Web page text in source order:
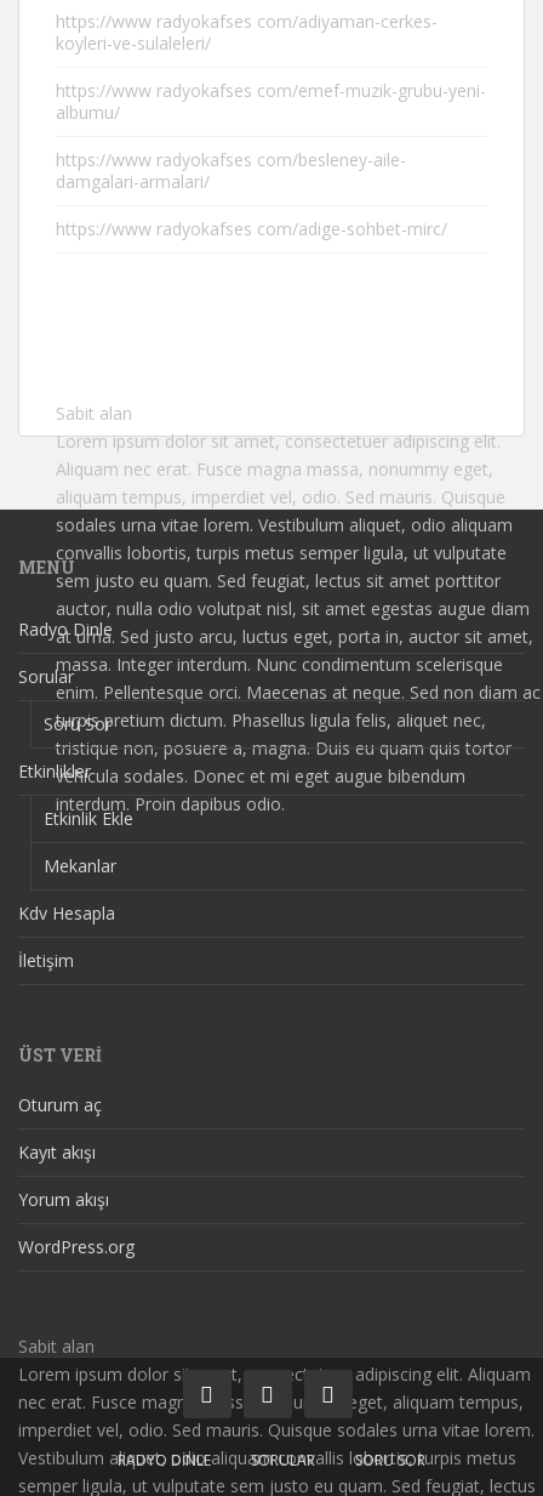
https://www radyokafses com/adiyaman-cerkes-
koyleri-ve-sulaleleri/
https://www radyokafses com/emef-muzik-grubu-yeni-
albumu/
https://www radyokafses com/besleney-aile-
damgalari-armalari/
https://www radyokafses com/adige-sohbet-mirc/
Sabit alan
Lorem ipsum dolor sit amet, consectetuer adipiscing elit.
Aliquam nec erat. Fusce magna massa, nonummy eget,
aliquam tempus, imperdiet vel, odio. Sed mauris. Quisque
sodales urna vitae lorem. Vestibulum aliquet, odio aliquam
convallis lobortis, turpis metus semper ligula, ut vulputate
sem justo eu quam. Sed feugiat, lectus sit amet porttitor
auctor, nulla odio volutpat nisl, sit amet egestas augue diam
at urna. Sed justo arcu, luctus eget, porta in, auctor sit amet,
massa. Integer interdum. Nunc condimentum scelerisque
enim. Pellentesque orci. Maecenas at neque. Sed non diam ac
turpis pretium dictum. Phasellus ligula felis, aliquet nec,
tristique non, posuere a, magna. Duis eu quam quis tortor
vehicula sodales. Donec et mi eget augue bibendum
interdum. Proin dapibus odio.
MENÜ
Radyo Dinle
Sorular
Soru Sor
Etkinlikler
Etkinlik Ekle
Mekanlar
Kdv Hesapla
İletişim
ÜST VERI
Oturum aç
Kayıt akışı
Yorum akışı
WordPress.org
Sabit alan
Lorem ipsum dolor sit amet, consectetuer adipiscing elit. Aliquam
nec erat. Fusce magna massa, nonummy eget, aliquam tempus,
imperdiet vel, odio. Sed mauris. Quisque sodales urna vitae lorem.
Vestibulum aliquet, odio aliquam convallis lobortis, turpis metus
semper ligula, ut vulputate sem justo eu quam. Sed feugiat, lectus
RADYO DINLE SORULAR SORU SOR